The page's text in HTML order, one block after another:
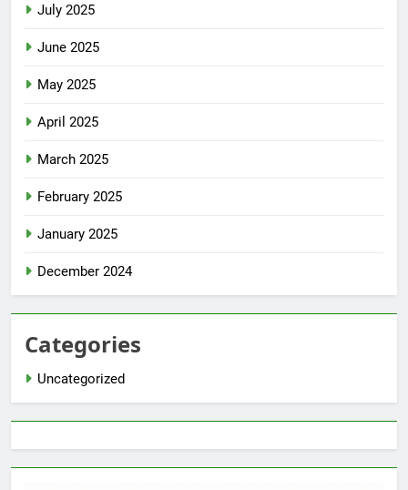
July 2025
June 2025
May 2025
April 2025
March 2025
February 2025
January 2025
December 2024
Categories
Uncategorized